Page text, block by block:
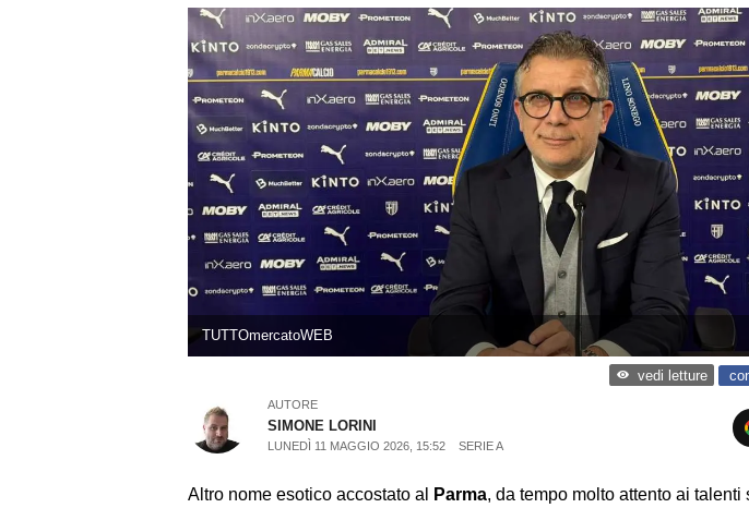
TUTTOmercatoWEB
vedi letture
AUTORE
SIMONE LORINI
LUNEDÌ 11 MAGGIO 2026, 15:52 SERIE A
Altro nome esotico accostato al Parma, da tempo molto attento ai talenti